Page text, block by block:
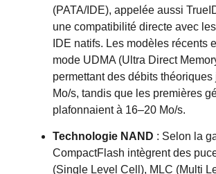
(PATA/IDE), appelée aussi
une compatibilité directe avec
IDE natifs. Les modèles récents
mode UDMA (Ultra Direct
permettant des débits théoriques
Mo/s, tandis que les premières
plafonnaient à 16–20 Mo/s.
Technologie NAND : Selon la
CompactFlash intègrent des
(Single Level Cell), MLC (Multi